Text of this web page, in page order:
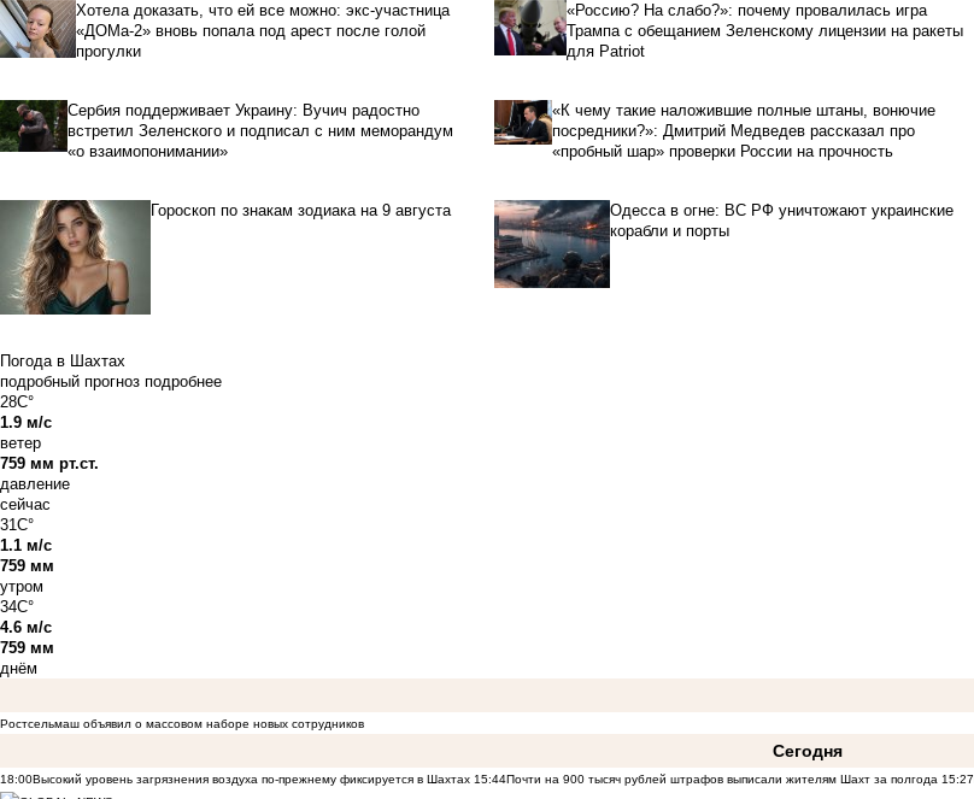
Хотела доказать, что ей все можно: экс-участница
«ДОМа-2» вновь попала под арест после голой
прогулки
«Россию? На слабо?»: почему провалилась игра
Трампа с обещанием Зеленскому лицензии на ракеты
для Patriot
Сербия поддерживает Украину: Вучич радостно
встретил Зеленского и подписал с ним меморандум
«о взаимопонимании»
«К чему такие наложившие полные штаны, вонючие
посредники?»: Дмитрий Медведев рассказал про
«пробный шар» проверки России на прочность
Гороскоп по знакам зодиака на 9 августа
Одесса в огне: ВС РФ уничтожают украинские
корабли и порты
Погода в Шахтах
подробный прогноз подробнее
28C°
1.9 м/с
ветер
759 мм рт.ст.
давление
сейчас
31C°
1.1 м/с
759 мм
утром
34C°
4.6 м/с
759 мм
днём
Ростсельмаш объявил о массовом наборе новых сотрудников
Сегодня
18:00Высокий уровень загрязнения воздуха по-прежнему фиксируется в Шахтах 15:44Почти на 900 тысяч рублей штрафов выписали жителям Шахт за полгода 15:27